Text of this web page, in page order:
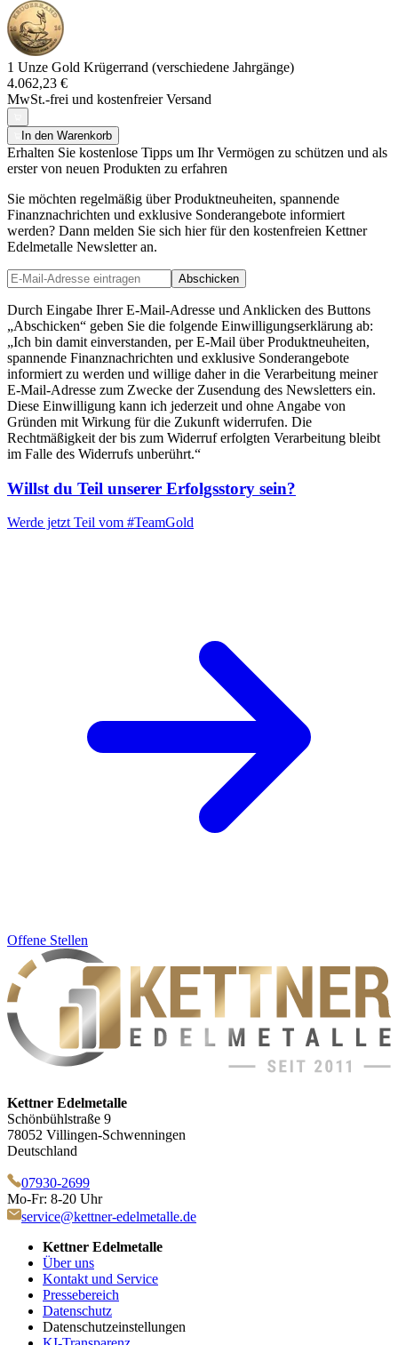
1 Unze Gold Krügerrand (verschiedene Jahrgänge)
4.062,23 €
MwSt.-frei und kostenfreier Versand
In den Warenkorb
Erhalten Sie kostenlose Tipps um Ihr Vermögen zu schützen und als
erster von neuen Produkten zu erfahren
Sie möchten regelmäßig über Produktneuheiten, spannende
Finanznachrichten und exklusive Sonderangebote informiert
werden? Dann melden Sie sich hier für den kostenfreien Kettner
Edelmetalle Newsletter an.
Abschicken
Durch Eingabe Ihrer E-Mail-Adresse und Anklicken des Buttons
„Abschicken“ geben Sie die folgende Einwilligungserklärung ab:
„Ich bin damit einverstanden, per E-Mail über Produktneuheiten,
spannende Finanznachrichten und exklusive Sonderangebote
informiert zu werden und willige daher in die Verarbeitung meiner
E-Mail-Adresse zum Zwecke der Zusendung des Newsletters ein.
Diese Einwilligung kann ich jederzeit und ohne Angabe von
Gründen mit Wirkung für die Zukunft widerrufen. Die
Rechtmäßigkeit der bis zum Widerruf erfolgten Verarbeitung bleibt
im Falle des Widerrufs unberührt.“
Willst du Teil unserer Erfolgsstory sein?
Werde jetzt Teil vom #TeamGold
Offene Stellen
Kettner Edelmetalle
Schönbühlstraße 9
78052 Villingen-Schwenningen
Deutschland
07930-2699
Mo-Fr: 8-20 Uhr
service@kettner-edelmetalle.de
Kettner Edelmetalle
Über uns
Kontakt und Service
Pressebereich
Datenschutz
Datenschutzeinstellungen